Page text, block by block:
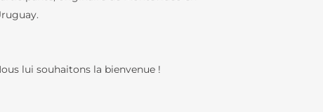
BCD / CDI
lui souhaitons la bienvenue !